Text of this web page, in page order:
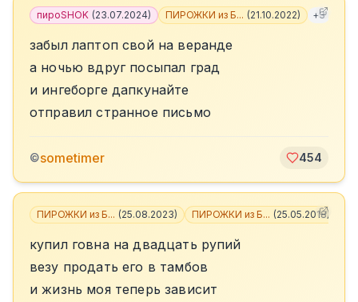
пироSHOK (23.07.2024) ПИРОЖКИ из Б... (21.10.2022) +3
забыл лаптоп свой на веранде
а ночью вдруг посыпал град
и ингеборге дапкунайте
отправил странное письмо
©sometimer 454
ПИРОЖКИ из Б... (25.08.2023) ПИРОЖКИ из Б... (25.05.2018)
купил говна на двадцать рупий
везу продать его в тамбов
и жизнь моя теперь зависит